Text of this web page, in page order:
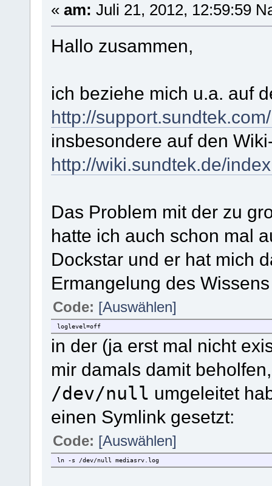
« am: Juli 21, 2012, 12:59:59
Hallo zusammen,
ich beziehe mich u.a. auf
http://
insbesondere auf den
http://wiki.sundtek.de/
Das Problem mit der zu
hatte ich auch schon mal
Dockstar und er hat mich
Ermangelung des
Code: [Auswählen]
loglevel=off
in der (ja erst mal nicht
mir damals damit
/dev/null umgeleitet
einen Symlink gesetzt:
Code: [Auswählen]
ln -s /dev/null mediasrv.log